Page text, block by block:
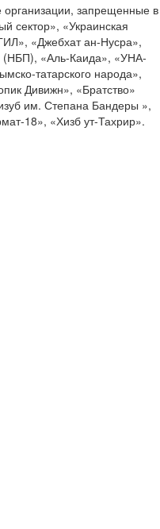
организации, запрещенные в
сектор», «Украинская
«Джебхат ан-Нусра»,
(НБП), «Аль-Каида», «УНА-
татарского народа»,
Дивижн», «Братство»
им. Степана Бандеры »,
18», «Хизб ут-Тахрир».